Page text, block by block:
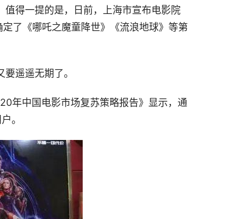
得一提的是，日前，上海市宣布电影院
了《哪吒之魔童降世》《流浪地球》等第
遥遥无期了。
年中国电影市场复苏策略报告》显示，通
。